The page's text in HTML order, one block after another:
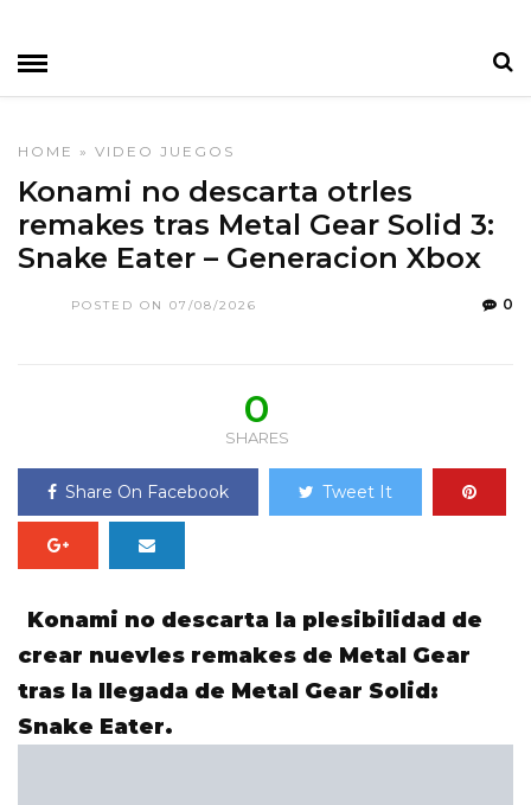
HOME » VIDEO JUEGOS
Konami no descarta otrles
remakes tras Metal Gear Solid 3:
Snake Eater – Generacion Xbox
POSTED ON 07/08/2026 0
0
SHARES
Share On Facebook Tweet It
Konami no descarta la plesibilidad de
crear nuevles remakes de Metal Gear
tras la llegada de Metal Gear Solid:
Snake Eater.